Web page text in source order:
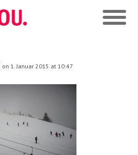
on 1. Januar 2015 at 10:47